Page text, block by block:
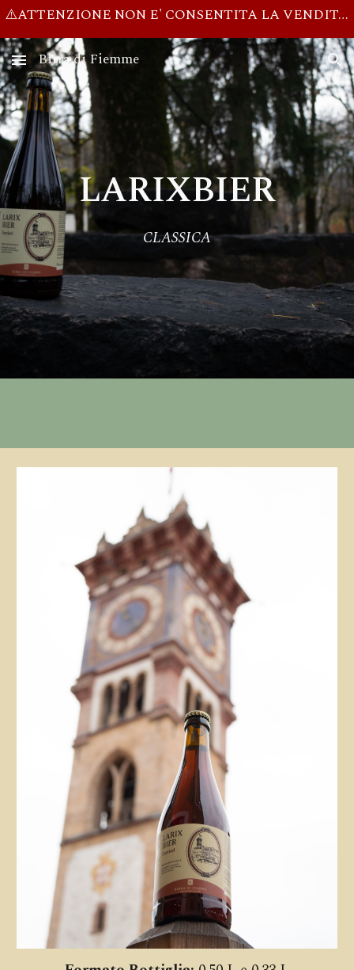
⚠️ATTENZIONE NON E' CONSENTITA LA VENDITA DI ALCOLICI AI MINORI DI 18 ANNI⚠️ 📦 SPEDIZIONI SOLO IN ITALIA!! 🌍 NO SHIPPING OUTSIDE OF ITALY
Birra di Fiemme
LARIXBIER
CLASSICA